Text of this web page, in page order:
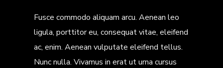
Fusce commodo aliquam arcu. Aenean leo
ligula, porttitor eu, consequat vitae, eleifend
ac, enim. Aenean vulputate eleifend tellus.
Nunc nulla. Vivamus in erat ut urna cursus